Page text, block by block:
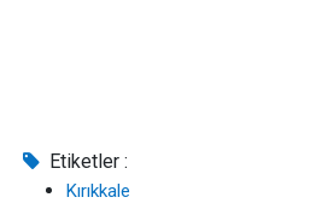
Etiketler :
Kırıkkale